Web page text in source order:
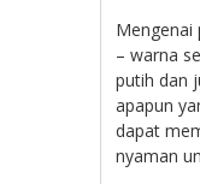
Mengenai
– warna
putih dan
apapun
dapat
nyaman